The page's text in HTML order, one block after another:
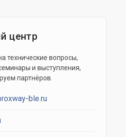
центр
технические вопросы,
и выступления,
партнёров.
ble.ru